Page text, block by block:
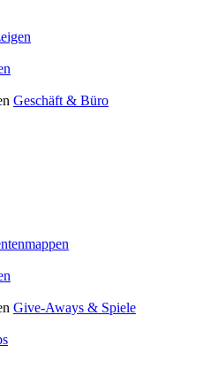
Geschäft & Büro
Give-Aways & Spiele